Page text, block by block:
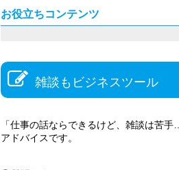
お役立ちコンテンツ
雑談もビジネスツール
「仕事の話ならできるけど、雑談は苦
アドバイスです。